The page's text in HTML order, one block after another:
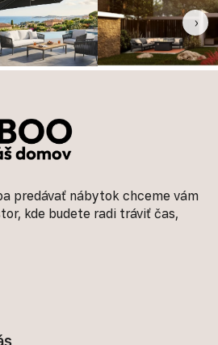
›
predávať nábytok chceme vám
kde budete radi tráviť čas,